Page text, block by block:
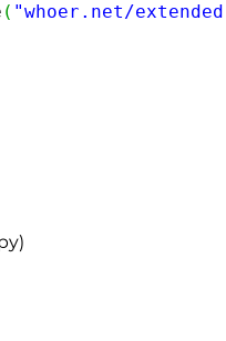
( "whoer.net/